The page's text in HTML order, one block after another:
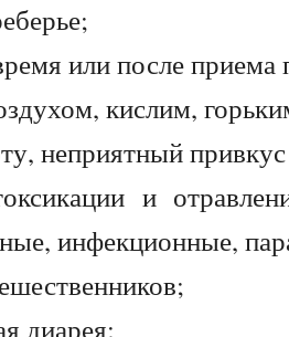
или после
кислим,
неприятный
и
инфекционные,
диарея;